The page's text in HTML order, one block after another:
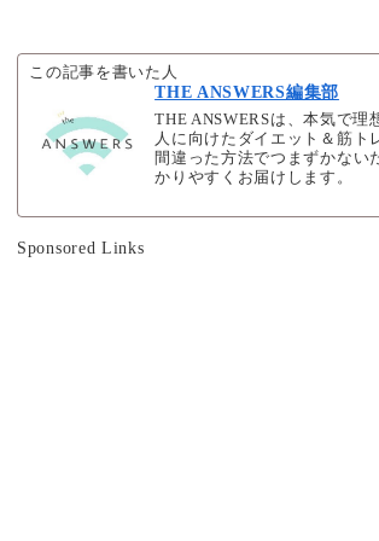
この記事を書いた人
THE ANSWERS編集部
THE ANSWERSは、本気で理
人に向けたダイエット＆筋ト
間違った方法でつまずかない
かりやすくお届けします。
Sponsored Links